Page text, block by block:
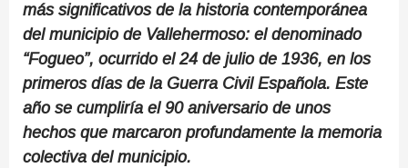
más significativos de la historia contemporánea
del municipio de Vallehermoso: el denominado
“Fogueo”, ocurrido el 24 de julio de 1936, en los
primeros días de la Guerra Civil Española. Este
año se cumpliría el 90 aniversario de unos
hechos que marcaron profundamente la memoria
colectiva del municipio.